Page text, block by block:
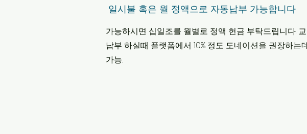
일시불 혹은 월 정액으로 자동납부 가능합니다.
Section Title
가능하시면 십일조를 월별로 정액 헌금 부탁드립니다.
납부 하실때 플랫폼에서 10% 정도 도네이션을 권장하
가능.